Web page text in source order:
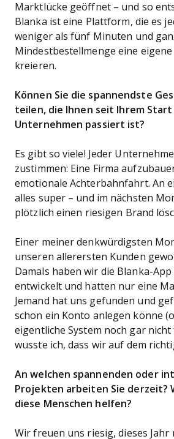
Marktlücke geöffnet – und so
Blanka ist eine Plattform, die es
weniger als fünf Minuten und
Mindestbestellmenge eine
kreieren.
Können Sie die spannendste
teilen, die Ihnen seit Ihrem Start
Unternehmen passiert ist?
Es gibt so viele! Jeder
zustimmen: Eine Firma
emotionale Achterbahnfahrt. An
alles super – und im nächsten
plötzlich einen riesigen Brand
Einer meiner denkwürdigsten
unseren allerersten Kunden
Damals haben wir die Blanka-
entwickelt und hatten nur eine
Jemand hat uns gefunden und
schon ein Konto anlegen könne
eigentliche System noch gar
wusste ich, dass wir auf dem
An welchen spannenden oder
Projekten arbeiten Sie derzeit?
diese Menschen helfen?
Wir freuen uns riesig, dieses Jahr